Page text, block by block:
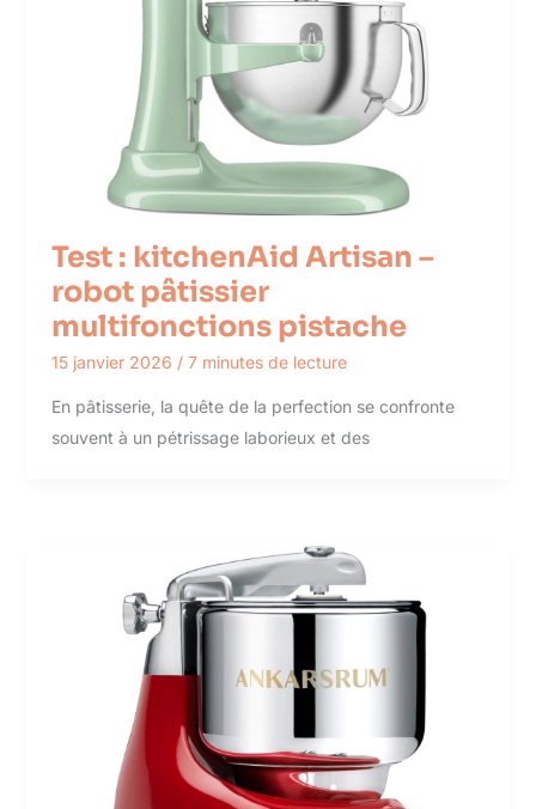
Test : kitchenAid Artisan –
robot pâtissier
multifonctions pistache
15 janvier 2026 / 7 minutes de lecture
En pâtisserie, la quête de la perfection se confronte
souvent à un pétrissage laborieux et des